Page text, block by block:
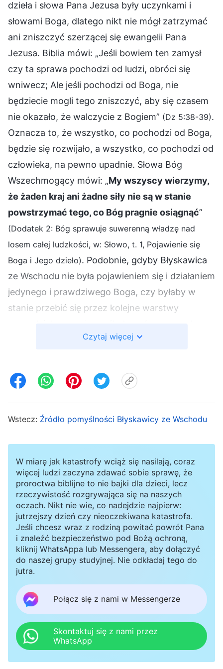
dzieła i słowa Pana Jezusa były uczynkami i
słowami Boga, dlatego nikt nie mógł zatrzymać
ani zniszczyć szerzącej się ewangelii Pana
Jezusa. Biblia mówi: „Jeśli bowiem ten zamysł
czy ta sprawa pochodzi od ludzi, obróci się
wniwecz; Ale jeśli pochodzi od Boga, nie
będziecie mogli tego zniszczyć, aby się czasem
nie okazało, że walczycie z Bogiem” (Dz 5:38-39).
Oznacza to, że wszystko, co pochodzi od Boga,
będzie się rozwijało, a wszystko, co pochodzi od
człowieka, na pewno upadnie. Słowa Bóg
Wszechmogący mówi: „My wszyscy wierzymy,
że żaden kraj ani żadne siły nie są w stanie
powstrzymać tego, co Bóg pragnie osiągnąć”
(Dodatek 2: Bóg sprawuje suwerenną władzę nad
losem całej ludzkości, w: Słowo, t. 1, Pojawienie się
Boga i Jego dzieło). Podobnie, gdyby Błyskawica
ze Wschodu nie była pojawieniem się i działaniem
jedynego i prawdziwego Boga, czy byłaby w
stanie przebić się przez kolejne warstwy
przez świat religijny i ateistyczny rząd KPCh, jak
gwałtownie w całych Chinach, a nawet na całym
świecie? Gdyby nie kierowała się działaniem
Ducha Świętego, czy miałaby autorytet i moc,
aby wszystkie narody podążały ku tej górze i y
stanie wyrazić prawdę i wykonać sąd, aby
podbić tak wielu prawdziwych wierzących
różnych wyznań, tych dobrych owiec i
poprowadzić je oraz sprawić, że pójdą za Nim ze
zdecydowanym sercem? Fakty są
wystarczające, aby udowodnić, że Chrystus dni
ostatecznych, Bóg Wszechmogący, którym
Błyskawica ze Wschodu daje świadectwo, jest
Panem Jezusem, który powrócił, i rzeczywiście
jest Bogiem, który się pojawił i działa w dniach
ostatecznych. Dlatego Błyskawica ze Wschodu
jest w stanie podążać do przodu z
Czytaj więcej
Wstecz: Źródło pomyślności Błyskawicy ze Wschodu
W miarę jak katastrofy wciąż się nasilają, coraz
więcej ludzi zaczyna zdawać sobie sprawę, że
proroctwa biblijne to nie bajki dla dzieci, lecz
rzeczywistość rozgrywająca się na naszych
oczach. Nikt nie wie, co nadejdzie najpierw:
jutrzejszy dzień czy nieoczekiwana katastrofa.
Jeśli chcesz wraz z rodziną powitać powrót Pana
i znaleźć bezpieczeństwo pod Bożą ochroną,
kliknij WhatsAppa lub Messengera, aby dołączyć
do naszej grupy studyjnej. Nie odkładaj tego do
jutra.
Połącz się z nami w Messengerze
Skontaktuj się z nami przez
WhatsApp